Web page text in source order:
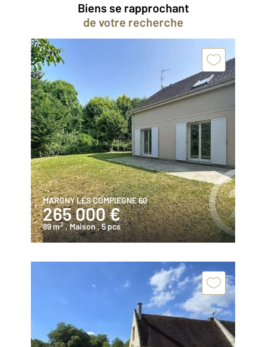
Biens se rapprochant
de votre recherche
MARGNY LES COMPIEGNE 60
265 000 €
89 m2 , Maison, 5 pcs